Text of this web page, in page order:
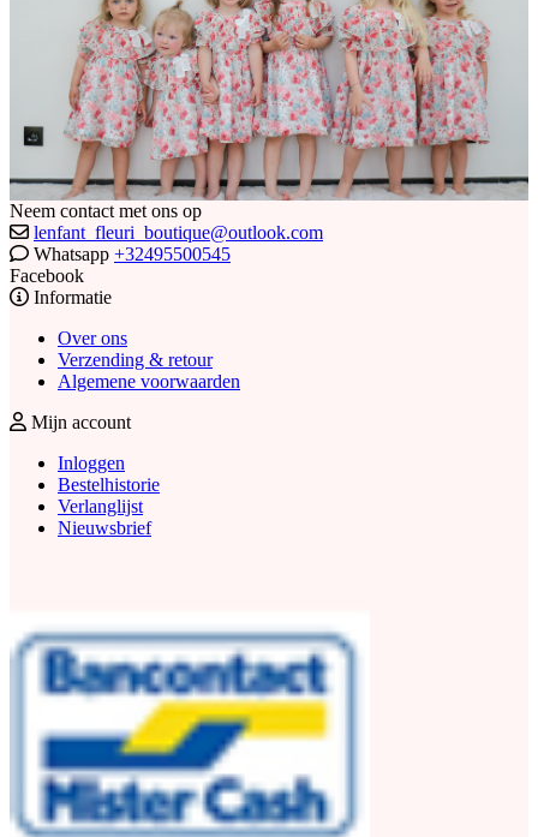
Neem contact met ons op
lenfant_fleuri_boutique@outlook.com
Whatsapp +32495500545
Facebook
Informatie
Over ons
Verzending & retour
Algemene voorwaarden
Mijn account
Inloggen
Bestelhistorie
Verlanglijst
Nieuwsbrief